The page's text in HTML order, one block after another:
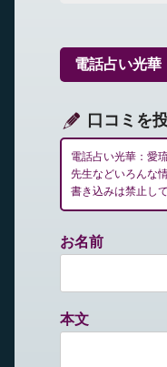
ー
シ
ン
電話占い光華
口コミを
電話占い光華：愛
先生などいろんな
書き込みは禁止し
お名前
本文